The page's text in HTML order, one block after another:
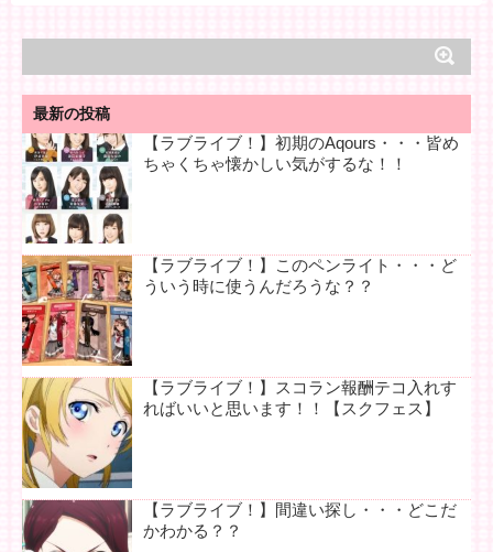
最新の投稿
【ラブライブ！】初期のAqours・・・皆め
ちゃくちゃ懐かしい気がするな！！
【ラブライブ！】このペンライト・・・ど
ういう時に使うんだろうな？？
【ラブライブ！】スコラン報酬テコ入れす
ればいいと思います！！【スクフェス】
【ラブライブ！】間違い探し・・・どこだ
かわかる？？